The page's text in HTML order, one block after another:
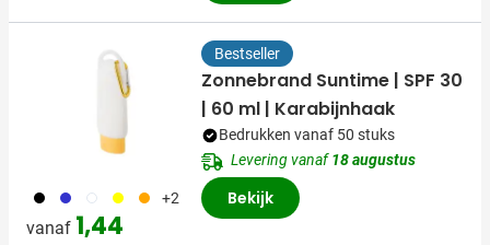
001 023 002 006 007 +2
vanaf 1,44
Bestseller
Zonnebrand Suntime | SPF 30
| 60 ml | Karabijnhaak
Bedrukken vanaf 50 stuks
Levering vanaf18 augustus
Bekijk